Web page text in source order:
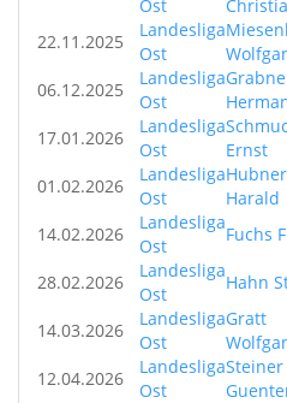
Ost
22.11.2025
Landesliga
Ost
06.12.2025
Landesliga
Ost
17.01.2026
Landesliga
Ost
Ernst
01.02.2026
Landesliga
Ost
Hubner
Harald
14.02.2026
Landesliga
Ost
Fuchs
28.02.2026
Landesliga
Ost
Hahn
14.03.2026
Landesliga
Ost
Gratt
12.04.2026
Landesliga
Ost
Steiner